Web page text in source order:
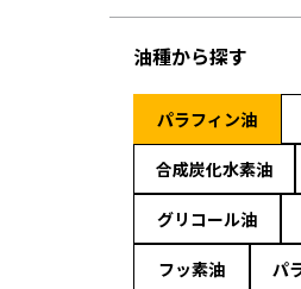
油種から探す
パラフィン油
合成炭化水素油
グリコール油
フッ素油 パ